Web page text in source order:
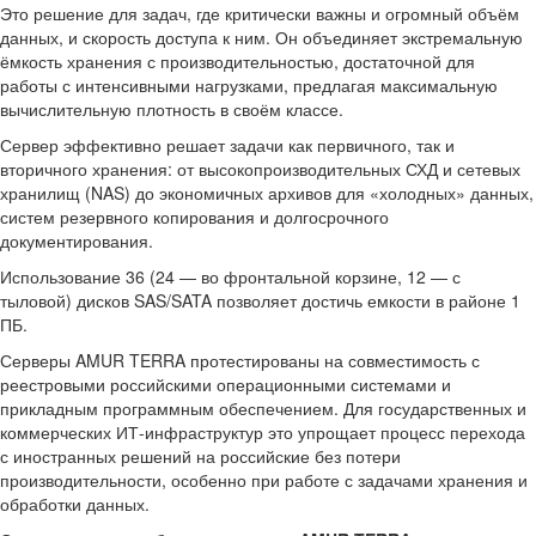
Это решение для задач, где критически важны и огромный объём
данных, и скорость доступа к ним. Он объединяет экстремальную
ёмкость хранения с производительностью, достаточной для
работы с интенсивными нагрузками, предлагая максимальную
вычислительную плотность в своём классе.
Сервер эффективно решает задачи как первичного, так и
вторичного хранения: от высокопроизводительных СХД и сетевых
хранилищ (NAS) до экономичных архивов для «холодных» данных,
систем резервного копирования и долгосрочного
документирования.
Использование 36 (24 — во фронтальной корзине, 12 — с
тыловой) дисков SAS/SATA позволяет достичь емкости в районе 1
ПБ.
Серверы AMUR TERRA протестированы на совместимость с
реестровыми российскими операционными системами и
прикладным программным обеспечением. Для государственных и
коммерческих ИТ-инфраструктур это упрощает процесс перехода
с иностранных решений на российские без потери
производительности, особенно при работе с задачами хранения и
обработки данных.